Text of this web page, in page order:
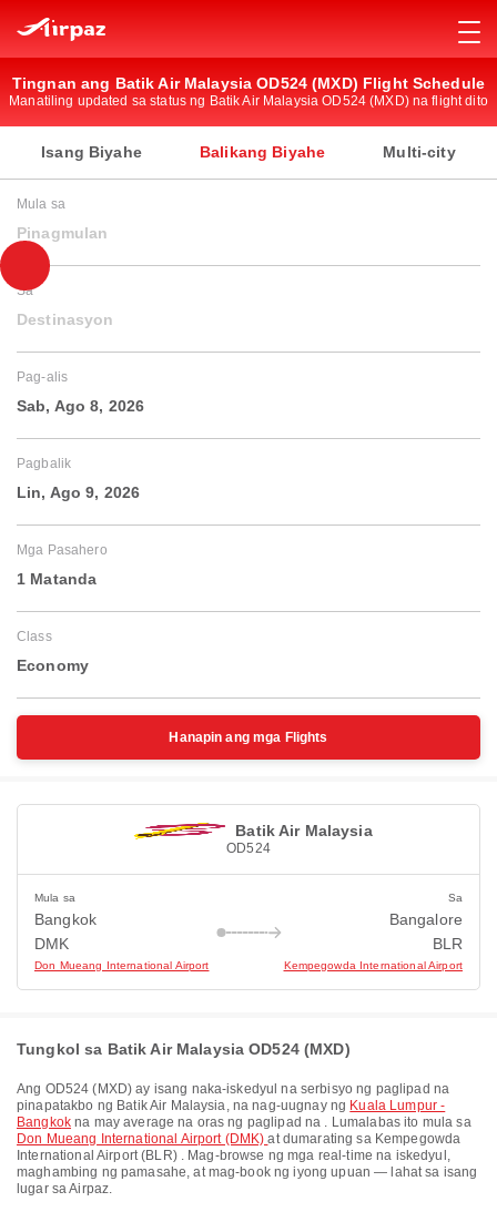
Tingnan ang Batik Air Malaysia OD524 (MXD) Flight Schedule
Manatiling updated sa status ng Batik Air Malaysia OD524 (MXD) na flight dito
Isang Biyahe Balikang Biyahe Multi-city
Mula sa
Pinagmulan
Sa
Destinasyon
Pag-alis
Sab, Ago 8, 2026
Pagbalik
Lin, Ago 9, 2026
Mga Pasahero
1 Matanda
Class
Economy
Hanapin ang mga Flights
Batik Air Malaysia
OD524
Mula sa
Bangkok
DMK
Don Mueang International Airport
Sa
Bangalore
BLR
Kempegowda International Airport
Tungkol sa Batik Air Malaysia OD524 (MXD)
Ang OD524 ( MXD) ay isang naka-iskedyul na serbisyo ng paglipad na
pinapatakbo ng Batik Air Malaysia, na nag-uugnay ng Kuala Lumpur -
Bangkokna may average na oras ng paglipad na . Lumalabas ito mula sa
Don Mueang International Airport (DMK)at dumarating sa Kempegowda
International Airport (BLR) . Mag-browse ng mga real-time na iskedyul,
maghambing ng pamasahe, at mag-book ng iyong upuan — lahat sa isang
lugar sa Airpaz.